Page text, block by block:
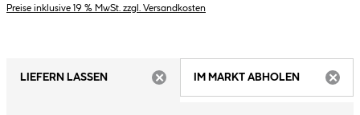
Preise inklusive 19 % MwSt. zzgl. Versandkosten
LIEFERN LASSEN
IM MARKT ABHOLEN